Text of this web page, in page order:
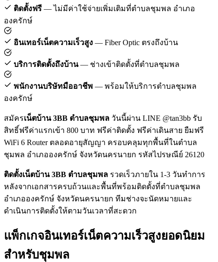
ติดตั้งฟรี — ไม่มีค่าใช้จ่ายเพิ่มเติมที่ตำบลชุมพล อำเภอ
องครักษ์
อินเทอร์เน็ตความเร็วสูง — Fiber Optic ตรงถึงบ้าน
บริการติดตั้งถึงบ้าน— ช่างเข้าติดตั้งที่ตำบลชุมพล
พนักงานบริษัทมืออาชีพ — พร้อมให้บริการตำบลชุมพล
องครักษ์
สมัครเน็ตบ้าน 3BB ตำบลชุมพล วันนี้ผ่าน LINE @tan3bb รับ
สิทธิ์ฟรีค่าแรกเข้า 800 บาท ฟรีค่าติดตั้ง ฟรีค่าเดินสาย ยืมฟรี
WiFi 6 Router ตลอดอายุสัญญา ครอบคลุมทุกพื้นที่ในตำบล
ชุมพล อำเภอองครักษ์ จังหวัดนครนายก รหัสไปรษณีย์ 26120
ติดตั้งเน็ตบ้าน 3BB ตำบลชุมพล รวดเร็วภายใน 1-3 วันทำการ
หลังจากเอกสารครบถ้วนและพื้นที่พร้อมติดตั้งที่ตำบลชุมพล
อำเภอองครักษ์ จังหวัดนครนายก ทีมช่างจะนัดหมายและ
ดำเนินการติดตั้งให้ตามวันเวลาที่สะดวก
แพ็กเกจอินเทอร์เน็ตความเร็วสูงยอดนิยม
สำหรับชุมพล